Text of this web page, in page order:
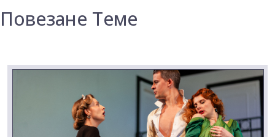
Повезане Теме